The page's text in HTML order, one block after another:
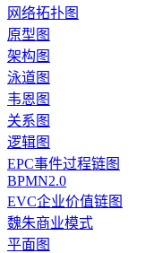
网络拓扑图
原型图
架构图
泳道图
韦恩图
关系图
逻辑图
EPC事件过程链图
BPMN2.0
EVC企业价值链图
魏朱商业模式
平面图